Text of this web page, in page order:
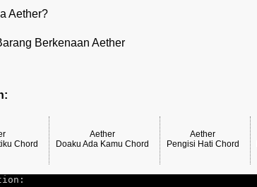
Aether?
Berkenaan Aether
Chord
Aether
Doaku Ada Kamu Chord
Aether
Pengisi Hati Chord